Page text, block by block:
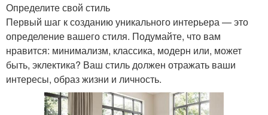
Определите свой стиль
Первый шаг к созданию уникального интерьера — это
определение вашего стиля. Подумайте, что вам
нравится: минимализм, классика, модерн или, может
быть, эклектика? Ваш стиль должен отражать ваши
интересы, образ жизни и личность.